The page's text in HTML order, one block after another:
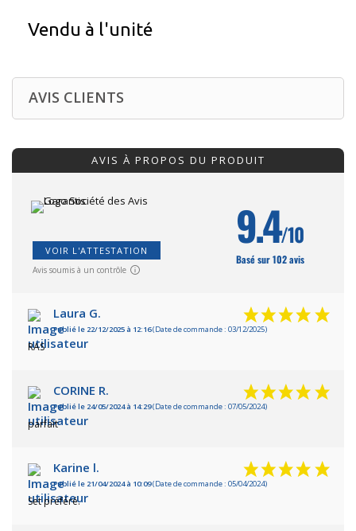
Vendu à l'unité
AVIS CLIENTS
AVIS À PROPOS DU PRODUIT
VOIR L'ATTESTATION
Avis soumis à un contrôle
9.4/10
Basé sur 102 avis
Laura G.
Publié le 22/12/2025 à 12:16(Date de commande : 03/12/2025)
RAS
CORINE R.
Publié le 24/05/2024 à 14:29(Date de commande : 07/05/2024)
parfait
Karine l.
Publié le 21/04/2024 à 10:09(Date de commande : 05/04/2024)
Set préféré.